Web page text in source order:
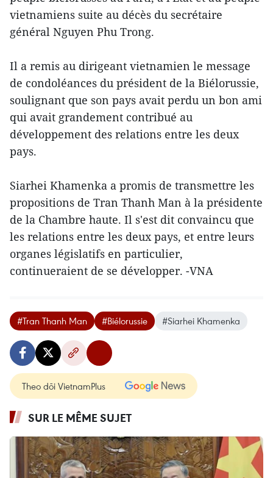
vietnamiens suite au décès du secrétaire
général Nguyen Phu Trong.
Il a remis au dirigeant vietnamien le message
de condoléances du président de la Biélorussie,
soulignant que son pays avait perdu un bon ami
qui avait grandement contribué au
développement des relations entre les deux
pays.
Siarhei Khamenka a promis de transmettre les
propositions de Tran Thanh Man à la présidente
de la Chambre haute. Il s'est dit convaincu que
les relations entre les deux pays, et entre leurs
organes législatifs en particulier,
continueraient de se développer. -VNA
#Tran Thanh Man #Biélorussie #Siarhei Khamenka
Theo dõi VietnamPlus
SUR LE MÊME SUJET